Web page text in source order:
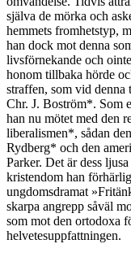
själva de mörka och
hemmets fromhetstyp,
han dock mot denna
livsförnekande och
honom tillbaka hörde
straffen, som vid denna
Chr. J. Boström*. Som
han nu mötet med den
liberalismen*, sådan
Rydberg* och den
Parker. Det är dess
kristendom han
ungdomsdramat
skarpa angrepp såväl
som mot den ortodoxa
helvetesuppfattningen.